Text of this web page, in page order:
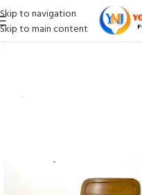
Skip to navigation
Skip to main content